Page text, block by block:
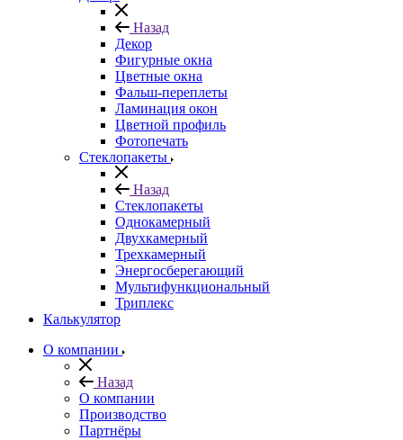
Назад
Декор
Фигурные окна
Цветные окна
Фальш-переплеты
Ламинация окон
Цветной профиль
Фотопечать
Стеклопакеты
Назад
Стеклопакеты
Однокамерный
Двухкамерный
Трехкамерный
Энергосберегающий
Мультифункциональный
Триплекс
Калькулятор
О компании
Назад
О компании
Производство
Партнёры